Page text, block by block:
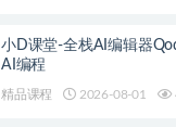
小D课堂-全栈AI编辑器
AI编程
精品课程 2026-08-01